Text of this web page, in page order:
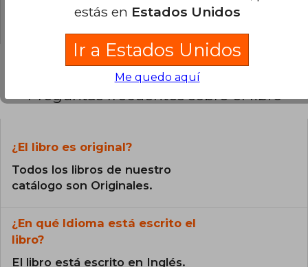
0% (0)
Preguntas frecuentes sobre el libro
¿El libro es original?
Todos los libros de nuestro
catálogo son Originales.
¿En qué Idioma está escrito el
libro?
El libro está escrito en Inglés.
estás en Estados Unidos
Ir a Estados Unidos
Me quedo aquí